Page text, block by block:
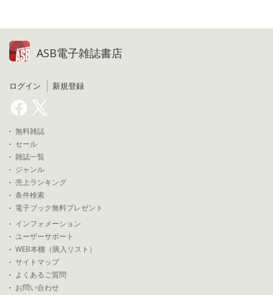
ASB電子雑誌書店
ログイン 新規登録
無料雑誌
セール
雑誌一覧
ジャンル
売上ランキング
条件検索
電子ブック無料プレゼント
インフォメーション
ユーザーサポート
WEB本棚（購入リスト）
サイトマップ
よくあるご質問
お問い合わせ